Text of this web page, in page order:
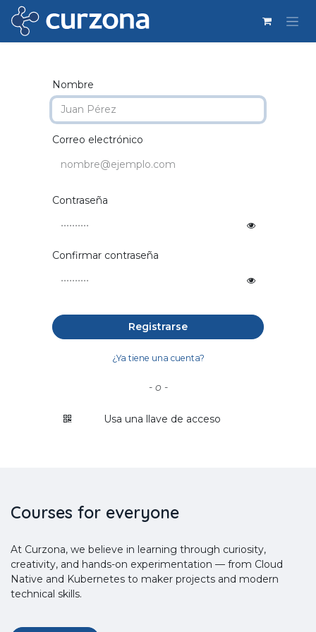
Ir al contenido
Nombre
Correo electrónico
Contraseña
Confirmar contraseña
Registrarse
¿Ya tiene una cuenta?
- o -
Usa una llave de acceso
Courses for everyone
At Curzona, we believe in learning through curiosity,
creativity, and hands-on experimentation — from Cloud
Native and Kubernetes to maker projects and modern
technical skills.